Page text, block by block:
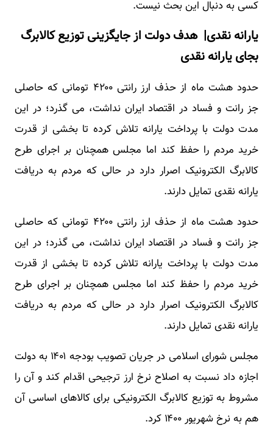
کسی به دنبال این بحث نیست.
یارانه نقدی| هدف دولت از جایگزینی توزیع کالابرگ
بجای یارانه نقدی
حدود هشت ماه از حذف ارز رانتی ۴۲۰۰ تومانی که حاصلی
جز رانت و فساد در اقتصاد ایران نداشت، می گذرد؛ در این
مدت دولت با پرداخت یارانه تلاش کرده تا بخشی از قدرت
خرید مردم را حفظ کند اما مجلس همچنان بر اجرای طرح
کالابرگ الکترونیک اصرار دارد در حالی که مردم به دریافت
یارانه نقدی تمایل دارند.
حدود هشت ماه از حذف ارز رانتی ۴۲۰۰ تومانی که حاصلی
جز رانت و فساد در اقتصاد ایران نداشت، می گذرد؛ در این
مدت دولت با پرداخت یارانه تلاش کرده تا بخشی از قدرت
خرید مردم را حفظ کند اما مجلس همچنان بر اجرای طرح
کالابرگ الکترونیک اصرار دارد در حالی که مردم به دریافت
یارانه نقدی تمایل دارند.
مجلس شورای اسلامی در جریان تصویب بودجه ۱۴۰۱ به دولت
اجازه داد نسبت به اصلاح نرخ ارز ترجیحی اقدام کند و آن را
مشروط به توزیع کالابرگ الکترونیکی برای کالاهای اساسی آن
هم به نرخ شهریور ۱۴۰۰ کرد.